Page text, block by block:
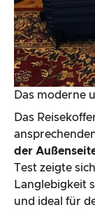
Das moderne
Das
der
Test zeigte
Langlebigkeit
und ideal für